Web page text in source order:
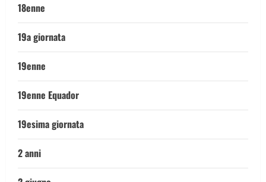
18enne
19a giornata
19enne
19enne Equador
19esima giornata
2 anni